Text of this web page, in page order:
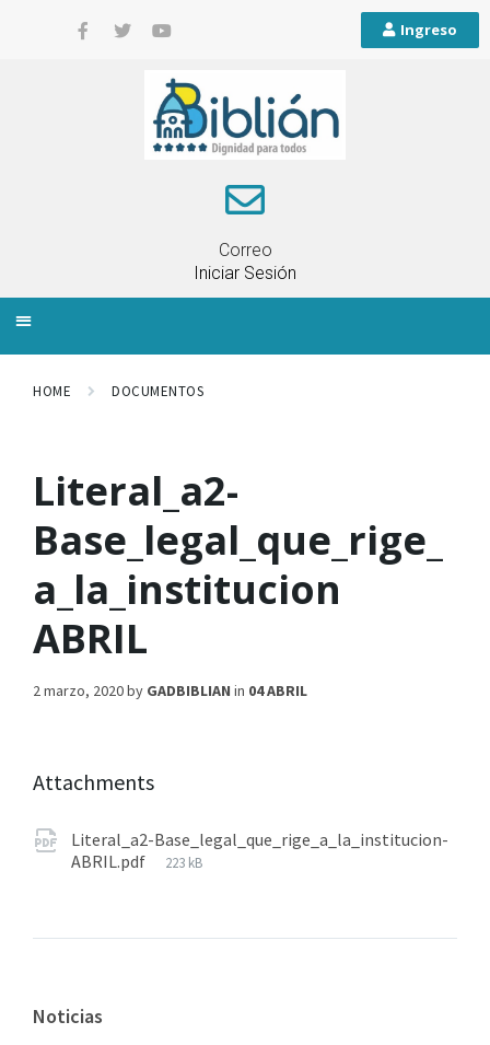
Ingreso
Correo
Iniciar Sesión
HOME DOCUMENTOS
Literal_a2-
Base_legal_que_rige_
a_la_institucion
ABRIL
2 marzo, 2020by GADBIBLIAN in 04 ABRIL
Attachments
Literal_a2-Base_legal_que_rige_a_la_institucion-
ABRIL.pdf
223 kB
Noticias